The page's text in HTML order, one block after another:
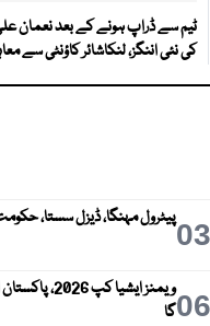
ٹیم سے ڈراپ ہونے کے بعد نعمان
کی نئی اننگز، لنکاشائر کاؤنٹی سے
03پیٹرول مہنگا، ڈیزل سستا،
06
ویمنز ایشیا
گا